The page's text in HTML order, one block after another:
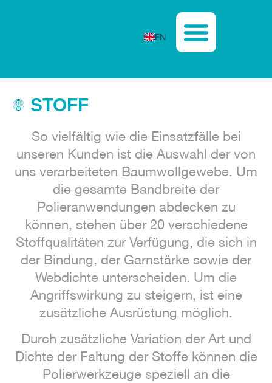
EN
STOFF
So vielfältig wie die Einsatzfälle bei
unseren Kunden ist die Auswahl der von
uns verarbeiteten Baumwollgewebe. Um
die gesamte Bandbreite der
Polieranwendungen abdecken zu
können, stehen über 20 verschiedene
Stoffqualitäten zur Verfügung, die sich in
der Bindung, der Garnstärke sowie der
Webdichte unterscheiden. Um die
Angriffswirkung zu steigern, ist eine
zusätzliche Ausrüstung möglich.
Durch zusätzliche Variation der Art und
Dichte der Faltung der Stoffe können die
Polierwerkzeuge speziell an die